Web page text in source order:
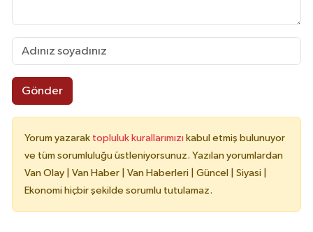
Gönder
Yorum yazarak topluluk kurallarımızı kabul etmiş bulunuyor
ve tüm sorumluluğu üstleniyorsunuz. Yazılan yorumlardan
Van Olay | Van Haber | Van Haberleri | Güncel | Siyasi |
Ekonomi hiçbir şekilde sorumlu tutulamaz.